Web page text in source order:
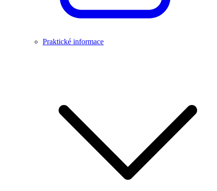
Praktické informace